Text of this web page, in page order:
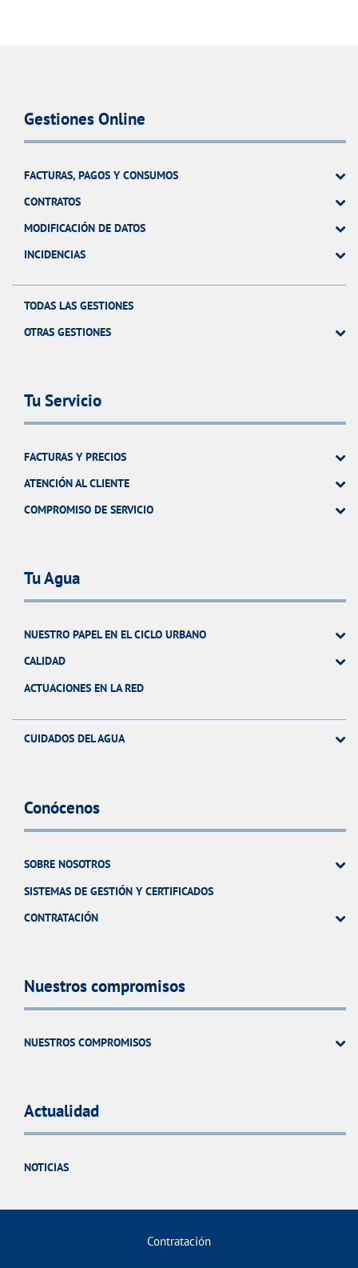
Gestiones Online
FACTURAS, PAGOS Y CONSUMOS
CONTRATOS
MODIFICACIÓN DE DATOS
INCIDENCIAS
TODAS LAS GESTIONES
OTRAS GESTIONES
Tu Servicio
FACTURAS Y PRECIOS
ATENCIÓN AL CLIENTE
COMPROMISO DE SERVICIO
Tu Agua
NUESTRO PAPEL EN EL CICLO URBANO
CALIDAD
ACTUACIONES EN LA RED
CUIDADOS DEL AGUA
Conócenos
SOBRE NOSOTROS
SISTEMAS DE GESTIÓN Y CERTIFICADOS
CONTRATACIÓN
Nuestros compromisos
NUESTROS COMPROMISOS
Actualidad
NOTICIAS
Contratación